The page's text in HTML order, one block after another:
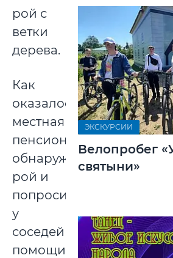
рой с
ветки
дерева.
Как
оказалось,
местная
пенсионерка
обнаружила
рой и
попросила
у
соседей
помощи.
ЭКСКУРСИИ
Велопробег
святыни»